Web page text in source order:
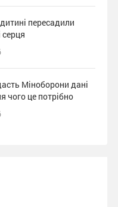
пересадили
серця
Міноборони дані
чого це потрібно